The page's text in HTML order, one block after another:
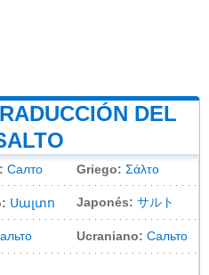
DEL
Салто Griego: Σάλτο
Սալտո Japonés: サルト
Ucraniano: Сальто